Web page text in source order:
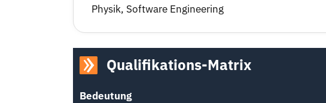
Physik, Software Engineering
Qualifikations-Matrix
Bedeutung